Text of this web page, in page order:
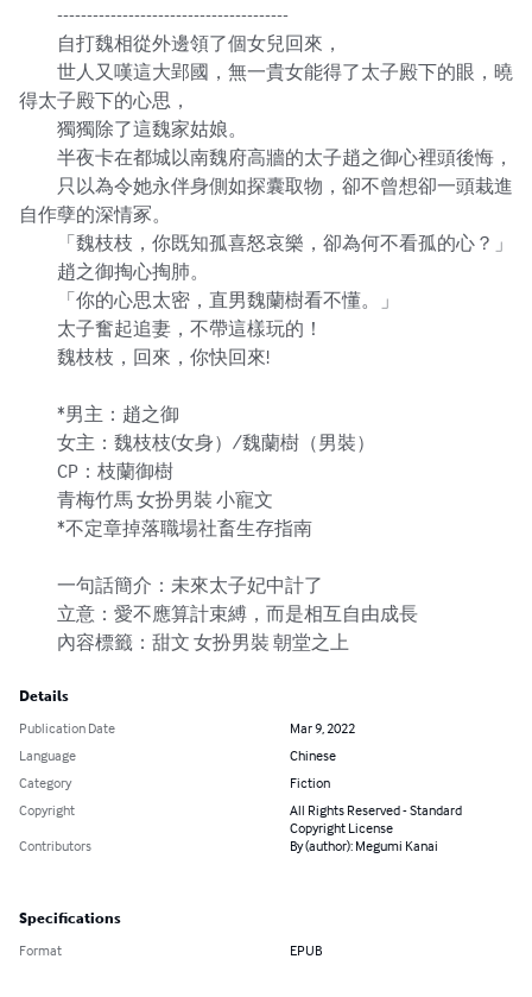
---------------------------------------
自打魏相從外邊領了個女兒回來，
世人又嘆這大郢國，無一貴女能得了太子殿下的眼，曉
得太子殿下的心思，
獨獨除了這魏家姑娘。
半夜卡在都城以南魏府高牆的太子趙之御心裡頭後悔，
只以為令她永伴身側如探囊取物，卻不曾想卻一頭栽進
自作孽的深情冢。
「魏枝枝，你既知孤喜怒哀樂，卻為何不看孤的心？」
趙之御掏心掏肺。
「你的心思太密，直男魏蘭樹看不懂。」
太子奮起追妻，不帶這樣玩的！
魏枝枝，回來，你快回來!
*男主：趙之御
女主：魏枝枝(女身）/魏蘭樹（男裝）
CP：枝蘭御樹
青梅竹馬 女扮男裝 小寵文
*不定章掉落職場社畜生存指南
一句話簡介：未來太子妃中計了
立意：愛不應算計束縛，而是相互自由成長
內容標籤：甜文 女扮男裝 朝堂之上
Details
Publication Date
Mar 9, 2022
Language
Chinese
Category
Fiction
Copyright
All Rights Reserved - Standard
Copyright License
Contributors
By (author): Megumi Kanai
Specifications
Format EPUB